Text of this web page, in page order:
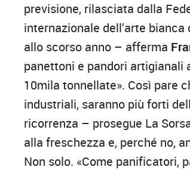
previsione, rilasciata dalla
internazionale dell’arte
allo scorso anno – afferma
panettoni e pandori artigianali
10mila tonnellate». Così pare
industriali, saranno più forti
ricorrenza – prosegue La
alla freschezza e, perché no,
Non solo. «Come panificatori,